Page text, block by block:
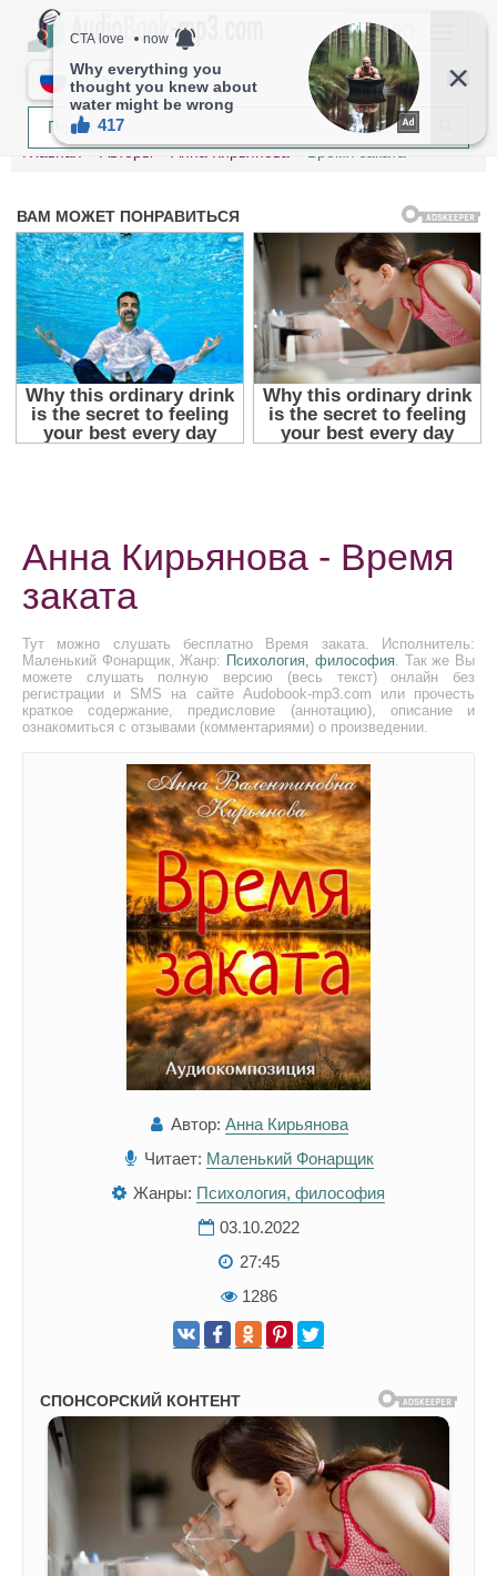
МЕНЮ
RU
Главная Авторы Анна Кирьянова Время заката
Анна Кирьянова - Время
заката
Тут можно слушать бесплатно Время заката. Исполнитель:
Маленький Фонарщик, Жанр: Психология, философия. Так же Вы
можете слушать полную версию (весь текст) онлайн без
регистрации и SMS на сайте Audobook-mp3.com или прочесть
краткое содержание, предисловие (аннотацию), описание и
ознакомиться с отзывами (комментариями) о произведении.
Автор: Анна Кирьянова
Читает: Маленький Фонарщик
Жанры: Психология, философия
03.10.2022
27:45
1286